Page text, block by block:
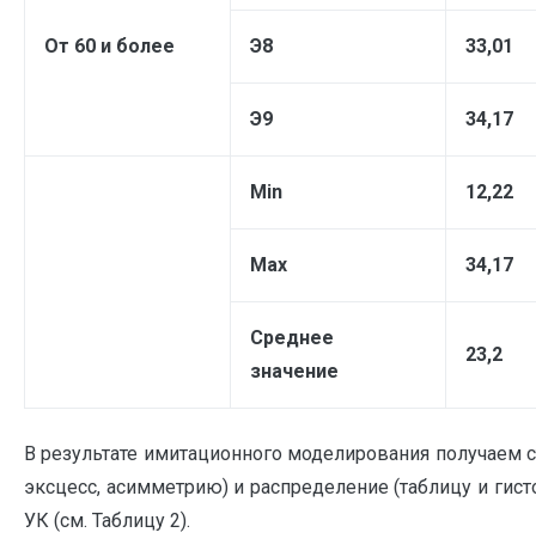
От 60 и более Э8 33,01
Э9 34,17
Min 12,22
Max 34,17
Среднее
значение
23,2
В результате имитационного моделирования
эксцесс, асимметрию) и распределение (таблицу и
УК (см. Таблицу 2).